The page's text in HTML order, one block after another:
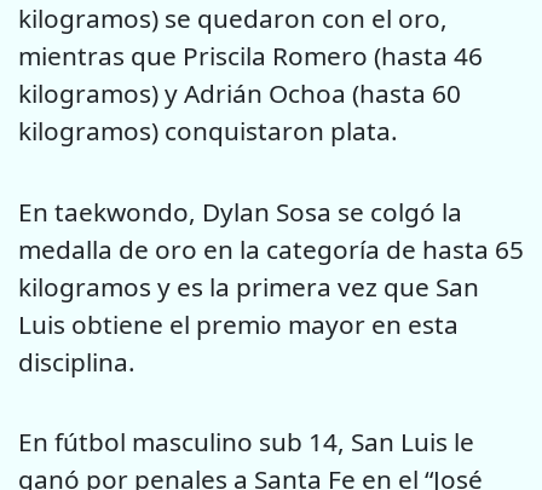
kilogramos) se quedaron con el oro,
mientras que Priscila Romero (hasta 46
kilogramos) y Adrián Ochoa (hasta 60
kilogramos) conquistaron plata.
En taekwondo, Dylan Sosa se colgó la
medalla de oro en la categoría de hasta 65
kilogramos y es la primera vez que San
Luis obtiene el premio mayor en esta
disciplina.
En fútbol masculino sub 14, San Luis le
ganó por penales a Santa Fe en el “José